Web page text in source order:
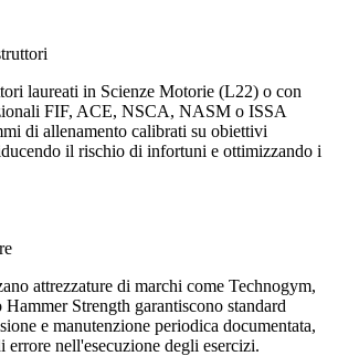
laureati in Scienze Motorie (L22) o con
FIF, ACE, NSCA, NASM o ISSA
di allenamento calibrati su obiettivi
il rischio di infortuni e ottimizzando i
attrezzature di marchi come Technogym,
Strength garantiscono standard
e manutenzione periodica documentata,
nell'esecuzione degli esercizi.